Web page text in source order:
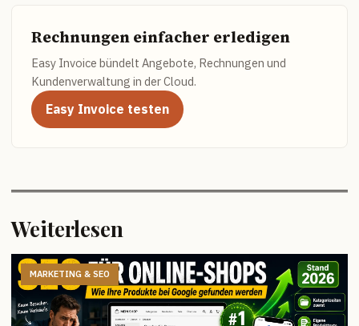
Rechnungen einfacher erledigen
Easy Invoice bündelt Angebote, Rechnungen und
Kundenverwaltung in der Cloud.
Easy Invoice testen
Weiterlesen
MARKETING & SEO